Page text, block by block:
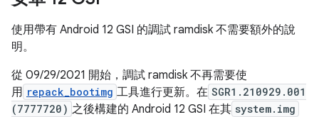
使用帶有 Android 12 GSI 的調試 ramdisk 不需要額外的說
明。
從 09/29/2021 開始，調試 ramdisk 不再需要使
用 repack_bootimg 工具進行更新。在 SGR1.210929.001
(7777720) 之後構建的 Android 12 GSI 在其 system.img